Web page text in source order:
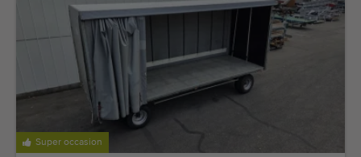
Dernières machines arrivées
Alertes Machines
Importez une machine
Super occasion